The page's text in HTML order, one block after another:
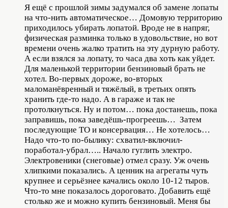
Я ещё с прошлой зимы задумался об замене лопаты
на что-нить автоматическое… Домовую территорию
приходилось убирать лопатой. Вроде не в напряг,
физическая разминка только в удовольствие, но вот
времени очень жалко тратить на эту дурную работу.
А если взялся за лопату, то часа два хоть как уйдет.
Для маленькой территории бензиновый брать не
хотел. Во-первых дороже, во-вторых
маломанёвренный и тяжёлый, в третьих опять
хранить где-то надо. А в гараже и так не
протолкнуться. Ну и потом… пока достанешь, пока
заправишь, пока заведёшь-прогреешь… Затем
последующие ТО и консервация… Не хотелось…
Надо что-то по-былику: схватил-включил-
поработал-убрал….. Начало гуглить электро.
Электровеники (снеговые) отмел сразу. Уж очень
хлипкими показались. А ценник на агрегаты чуть
крупнее и серьёзнее качались около 10-12 тыров.
Что-то мне показалось дороговато. Добавить ещё
столько же и можно купить бензиновый. Меня бы